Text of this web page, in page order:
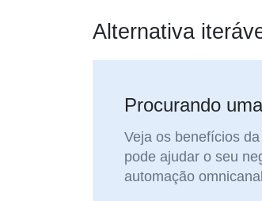
Alternativa
Procurando
Veja os benefícios
pode ajudar o seu
automação